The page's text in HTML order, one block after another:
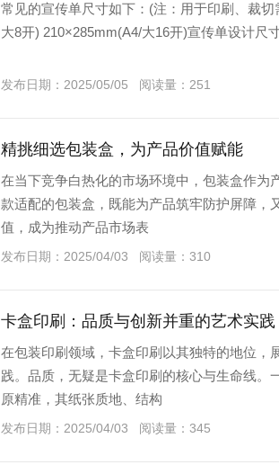
常见的宣传单尺寸如下：(注：用于印刷、裁
大8开) 210×285mm(A4/大16开)宣传单设计尺
发布日期：2025/05/05 阅读量：251
精挑细选包装盒，为产品价值赋能
在当下竞争白热化的市场环境中，包装盒作为
款适配的包装盒，既能为产品筑牢防护屏障，
值，成为推动产品市场表
发布日期：2025/04/03 阅读量：310
卡盒印刷：品质与创新并重的艺术实践
在包装印刷领域，卡盒印刷以其独特的地位，
践。品质，无疑是卡盒印刷的核心与生命线
原精准，其纸张质地、结构
发布日期：2025/04/03 阅读量：345